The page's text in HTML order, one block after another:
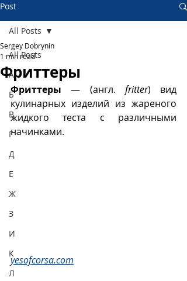
Post
All Posts
А
Б
В
Г
Д
Е
Ж
З
И
К
Л
All Posts
Фриттеры
Sergey Dobrynin
1 min read
Фриттеры — (англ. fritter) вид
кулинарных изделий из жареного
жидкого теста с различными
начинками.
yesofcorsa.com